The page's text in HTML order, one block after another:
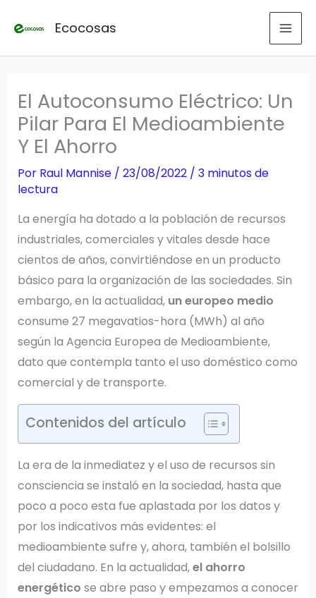
Ecocosas
El Autoconsumo Eléctrico: Un
Pilar Para El Medioambiente
Y El Ahorro
Por Raul Mannise / 23/08/2022 / 3 minutos de
lectura
La energía ha dotado a la población de recursos
industriales, comerciales y vitales desde hace
cientos de años, convirtiéndose en un producto
básico para la organización de las sociedades. Sin
embargo, en la actualidad, un europeo medio
consume 27 megavatios-hora (MWh) al año
según la Agencia Europea de Medioambiente,
dato que contempla tanto el uso doméstico como
comercial y de transporte.
Contenidos del artículo
La era de la inmediatez y el uso de recursos sin
consciencia se instaló en la sociedad, hasta que
poco a poco esta fue aplastada por los datos y
por los indicativos más evidentes: el
medioambiente sufre y, ahora, también el bolsillo
del ciudadano. En la actualidad,el ahorro
energético se abre paso y empezamos a conocer